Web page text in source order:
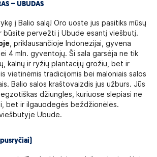
– UBUDAS
į Balio salą! Oro uoste jus pasitiks mūsų
būsite pervežti į Ubude esantį viešbutį.
, priklausančioje Indonezijai, gyvena
4 mln. gyventojų. Ši sala garsėja ne tik
kalnų ir ryžių plantacijų grožiu, bet ir
vietinėmis tradicijomis bei maloniais salos
Balio salos kraštovaizdis jus užburs. Jūs
džiungles, kuriuose slepiasi ne
bet ir ilgauodegės beždžionėlės.
Ubude.